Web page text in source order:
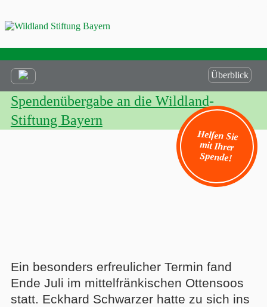
Helfen Sie
mit Ihrer
Spende!
Überblick
Spendenübergabe an die Wildland-
Stiftung Bayern
Ein besonders erfreulicher Termin fand
Ende Juli im mittelfränkischen Ottensoos
statt. Eckhard Schwarzer hatte zu sich ins